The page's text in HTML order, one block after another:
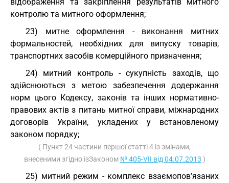
контролю та митного оформлення;
23) митне оформлення - виконання митних
формальностей, необхідних для випуску товарів,
транспортних засобів комерційного призначення;
24) митний контроль - сукупність заходів, що
здійснюються з метою забезпечення додержання
норм цього Кодексу, законів та інших нормативно-
правових актів з питань митної справи, міжнародних
договорів України, укладених у встановленому
законом порядку;
( Пункт 24 частини першої статті 4 із змінами,
внесеними згідно ізЗаконом № 405-VII від 04.07.2013 )
25) митний режим - комплекс взаємопов’язаних